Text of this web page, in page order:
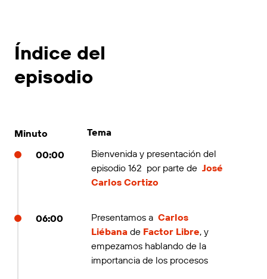
Índice del
episodio
Minuto
Tema
00:00
Bienvenida y presentación del
episodio 162 por parte de José
Carlos Cortizo
06:00 Presentamos a Carlos
Liébana de Factor Libre, y
empezamos hablando de la
importancia de los procesos